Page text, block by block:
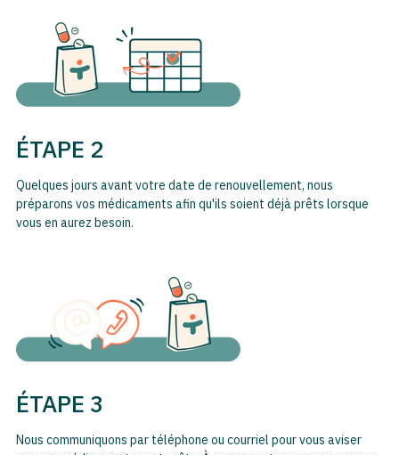
ÉTAPE 2
Quelques jours avant votre date de renouvellement, nous
préparons vos médicaments afin qu'ils soient déjà prêts lorsque
vous en aurez besoin.
ÉTAPE 3
Nous communiquons par téléphone ou courriel pour vous aviser